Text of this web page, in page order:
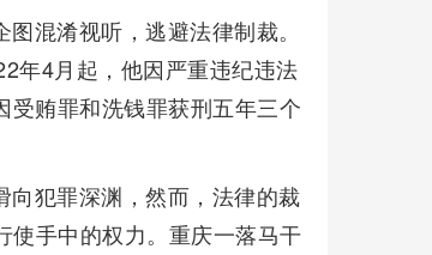
混淆视听，逃避法律制裁。
年4月起，他因严重违纪违法
贿罪和洗钱罪获刑五年三个
犯罪深渊，然而，法律的裁
使手中的权力。重庆一落马干